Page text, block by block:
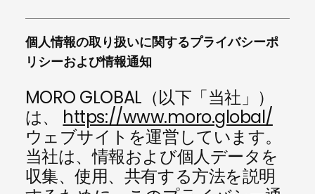
個人情報の取り扱いに関するプライバシーポ
リシーおよび情報通知
MORO GLOBAL（以下「当社」）
は、 https://www.moro.global/
ウェブサイトを運営しています。
当社は、情報および個人データを
収集、使用、共有する方法を説明